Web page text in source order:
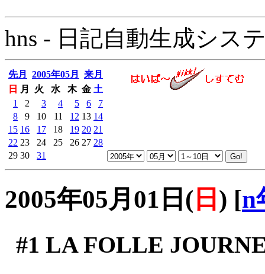
hns - 日記自動生成シス
先月 2005年05月
来月
日
月 火 水 木 金 土
1
2 3 4 5 6
7
8
9 10 11 12 13 14
15 16 17 18 19 20 21
22 23 24 25 26 27 28
29 30 31
2005年05月01日( 日 ) [n
#1 LA FOLLE